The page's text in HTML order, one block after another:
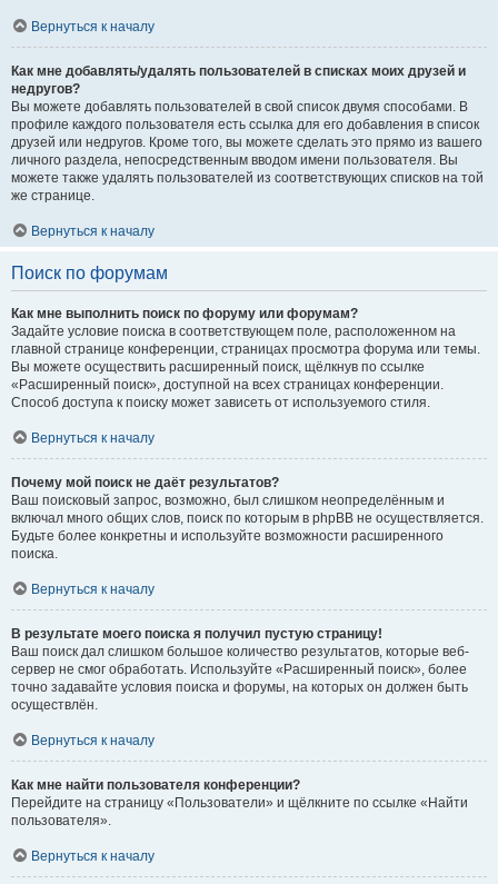
Вернуться к началу
Как мне добавлять/удалять пользователей в списках моих друзей и
недругов?
Вы можете добавлять пользователей в свой список двумя способами. В
профиле каждого пользователя есть ссылка для его добавления в список
друзей или недругов. Кроме того, вы можете сделать это прямо из вашего
личного раздела, непосредственным вводом имени пользователя. Вы
можете также удалять пользователей из соответствующих списков на той
же странице.
Вернуться к началу
Поиск по форумам
Как мне выполнить поиск по форуму или форумам?
Задайте условие поиска в соответствующем поле, расположенном на
главной странице конференции, страницах просмотра форума или темы.
Вы можете осуществить расширенный поиск, щёлкнув по ссылке
«Расширенный поиск», доступной на всех страницах конференции.
Способ доступа к поиску может зависеть от используемого стиля.
Вернуться к началу
Почему мой поиск не даёт результатов?
Ваш поисковый запрос, возможно, был слишком неопределённым и
включал много общих слов, поиск по которым в phpBB не осуществляется.
Будьте более конкретны и используйте возможности расширенного
поиска.
Вернуться к началу
В результате моего поиска я получил пустую страницу!
Ваш поиск дал слишком большое количество результатов, которые веб-
сервер не смог обработать. Используйте «Расширенный поиск», более
точно задавайте условия поиска и форумы, на которых он должен быть
осуществлён.
Вернуться к началу
Как мне найти пользователя конференции?
Перейдите на страницу «Пользователи» и щёлкните по ссылке «Найти
пользователя».
Вернуться к началу